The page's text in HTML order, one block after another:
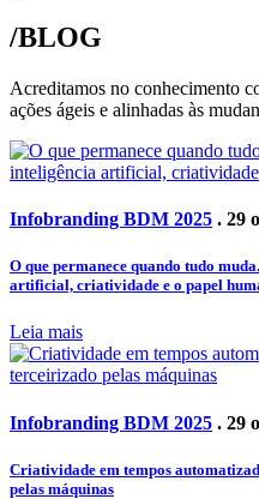
/BLOG
Acreditamos no conhecimento
ações ágeis e alinhadas às
Infobranding BDM 2025 . 29
O que permanece quando tudo
artificial, criatividade e o papel
Leia mais
Infobranding BDM 2025 . 29
Criatividade em tempos
pelas máquinas